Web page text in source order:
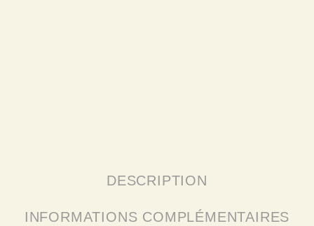
DESCRIPTION
INFORMATIONS COMPLÉMENTAIRES